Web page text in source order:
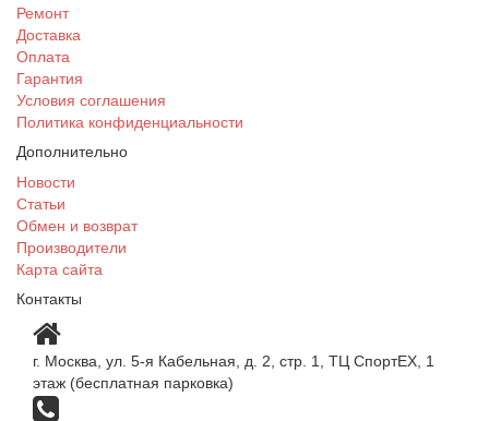
Ремонт
Доставка
Оплата
Гарантия
Условия соглашения
Политика конфиденциальности
Дополнительно
Новости
Статьи
Обмен и возврат
Производители
Карта сайта
Контакты
г. Москва, ул. 5-я Кабельная, д. 2, стр. 1, ТЦ СпортEX, 1
этаж (бесплатная парковка)